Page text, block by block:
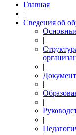
Главная
|
Сведения об
|
|
|
|
|